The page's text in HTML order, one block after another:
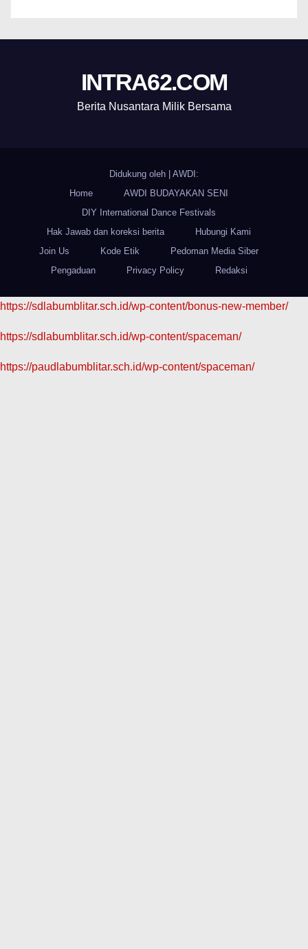
INTRA62.COM
Berita Nusantara Milik Bersama
Didukung oleh
AWDI:
Home
AWDI BUDAYAKAN SENI
DIY International Dance Festivals
Hak Jawab dan koreksi berita
Hubungi Kami
Join Us
Kode Etik
Pedoman Media Siber
Pengaduan
Privacy Policy Redaksi
https://sdlabumblitar.sch.id/wp-content/bonus-new-member/
https://sdlabumblitar.sch.id/wp-content/spaceman/
https://paudlabumblitar.sch.id/wp-content/spaceman/